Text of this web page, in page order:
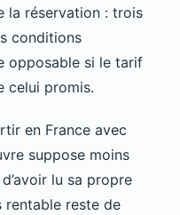
la réservation : trois
conditions
opposable si le tarif
celui promis.
en France avec
suppose moins
lu sa propre
rentable reste de